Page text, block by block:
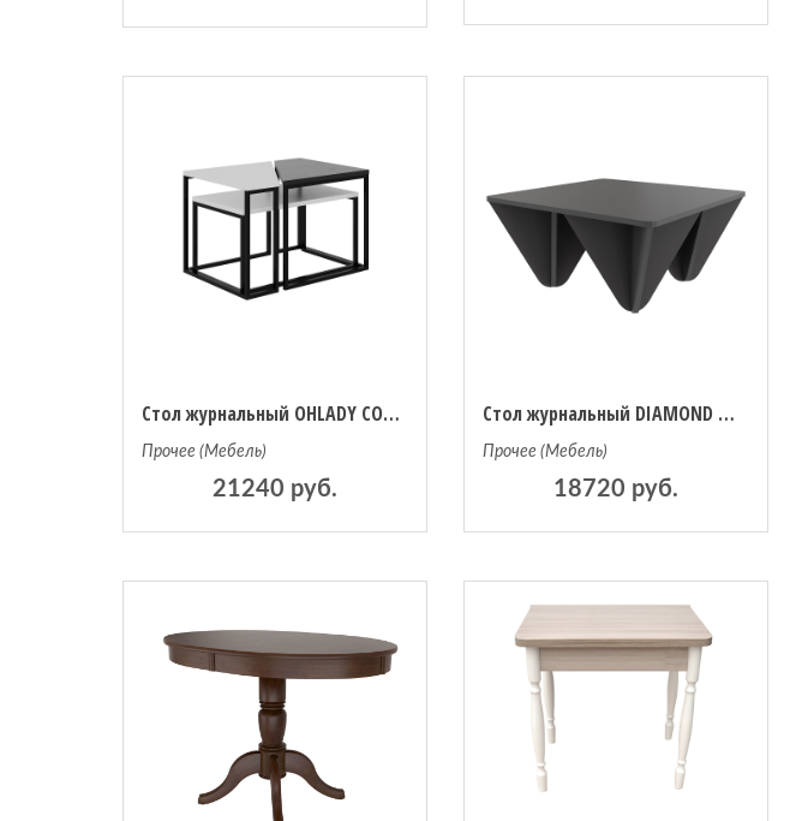
Стол журнальный OHLADY COFFEE TABLE единый размер белый
Прочее (Мебель)
21240 руб.
Стол журнальный DIAMOND COFFEE TABLE единый размер серый
Прочее (Мебель)
18720 руб.